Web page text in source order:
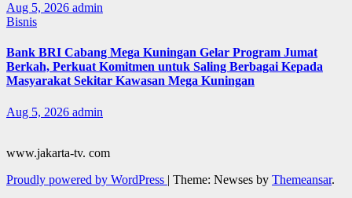
Aug 5, 2026 admin
Bisnis
Bank BRI Cabang Mega Kuningan Gelar Program Jumat
Berkah, Perkuat Komitmen untuk Saling Berbagai Kepada
Masyarakat Sekitar Kawasan Mega Kuningan
Aug 5, 2026 admin
www.jakarta-tv. com
Proudly powered by WordPress | Theme: Newses by Themeansar.